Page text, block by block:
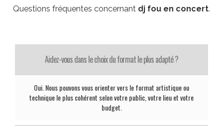
Questions fréquentes concernant dj fou en concert.
Aidez-vous dans le choix du format le plus adapté ?
Oui. Nous pouvons vous orienter vers le format artistique ou
technique le plus cohérent selon votre public, votre lieu et votre
budget.